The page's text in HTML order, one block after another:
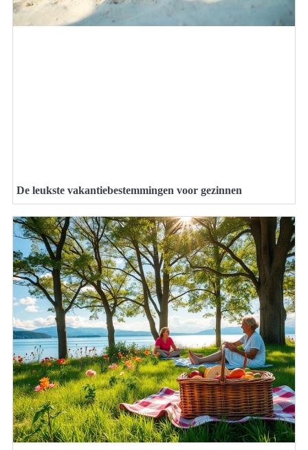
De leukste vakantiebestemmingen voor gezinnen